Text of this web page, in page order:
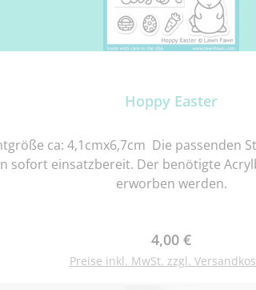
Hoppy Easter
ca: 4,1cmx6,7cm Die
sofort einsatzbereit. Der benötigte
erworben werden.
Regulärer Preis:
4,00 €
Preise inkl. MwSt. zzgl.